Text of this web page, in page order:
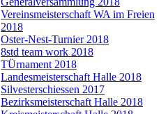
Vereinsmeisterschaft WA im Freien
2018
Oster-Nest-Turnier 2018
8std team work 2018
TÜrnament 2018
Landesmeisterschaft Halle 2018
Silvesterschiessen 2017
Bezirksmeisterschaft Halle 2018